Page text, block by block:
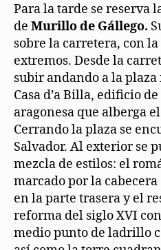
Para la tarde se reserva
de Murillo de Gállego.
sobre la carretera, con
extremos. Desde la
subir andando a la
Casa d’a Billa, edificio
aragonesa que alberga
Cerrando la plaza se
Salvador. Al exterior se
mezcla de estilos: el
marcado por la
en la parte trasera y el
reforma del siglo XVI
medio punto de ladrillo